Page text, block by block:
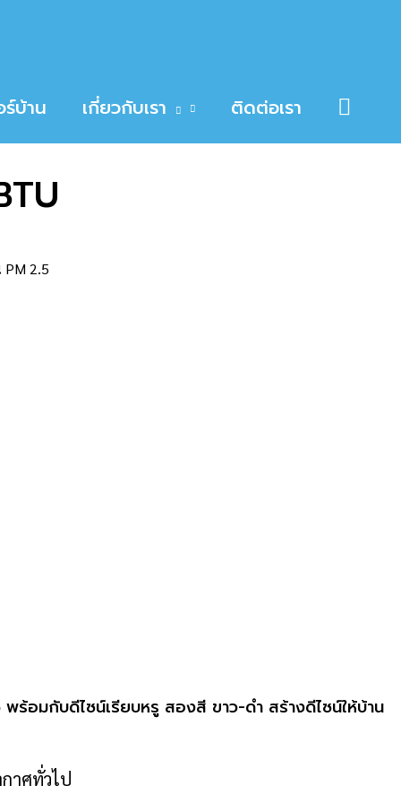
ร์บ้าน เกี่ยวกับเรา ติดต่อเรา
2.5
ร้อมกับดีไซน์เรียบหรู สองสี ขาว-ดำ สร้างดีไซน์ให้บ้าน
าศทั่วไป